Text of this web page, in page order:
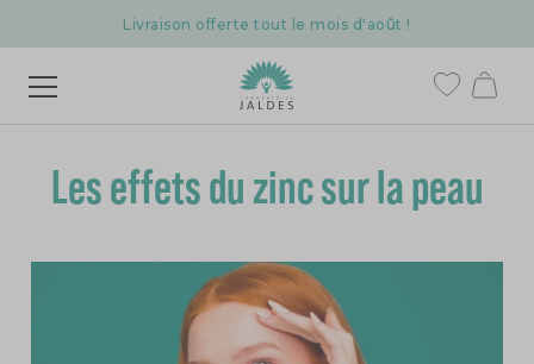
Livraison offerte tout le mois d'août !
Les effets du zinc sur la peau